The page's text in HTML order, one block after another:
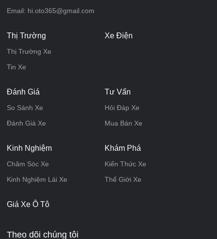
Email: hi.oto365@gmail.com
Thị Trường
Thị Trường Xe
Tin Xe
Xe Điện
Đánh Giá
So Sánh Xe
Đánh Giá Xe
Tư Vấn
Hỏi Đáp Xe
Mua Bán Xe
Kinh Nghiệm
Chăm Sóc Xe
Kinh Nghiệm Lái Xe
Khám Phá
Kiến Thức Xe
Thế Giới Xe
Giá Xe Ô Tô
Theo dõi chúng tôi